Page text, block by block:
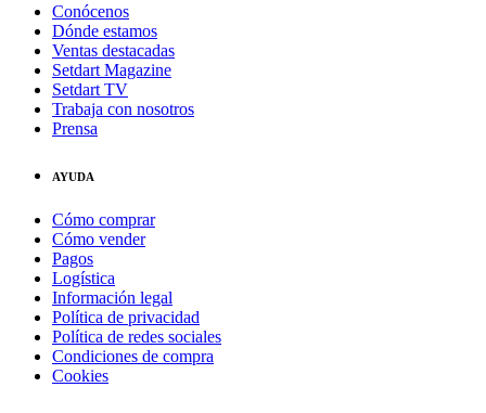
Conócenos
Dónde estamos
Ventas destacadas
Setdart Magazine
Setdart TV
Trabaja con nosotros
Prensa
AYUDA
Cómo comprar
Cómo vender
Pagos
Logística
Información legal
Política de privacidad
Política de redes sociales
Condiciones de compra
Cookies